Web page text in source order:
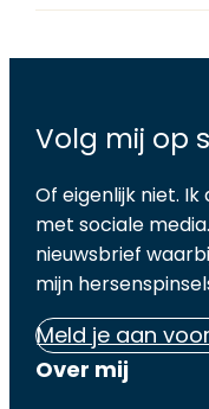
Volg mij op
Of eigenlijk niet.
met sociale
nieuwsbrief
mijn
Meld je aan
Over mij